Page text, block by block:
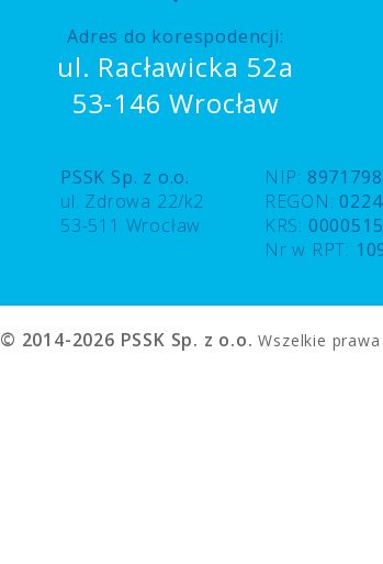
Adres do korespodencji:
ul. Racławicka 52a
53-146 Wrocław
PSSK Sp. z o.o.
ul. Zdrowa 22/k2
53-511 Wrocław
NIP:
REGON:
KRS:
Nr w RPT:
© 2014-2026 PSSK Sp. z o.o. Wszelkie